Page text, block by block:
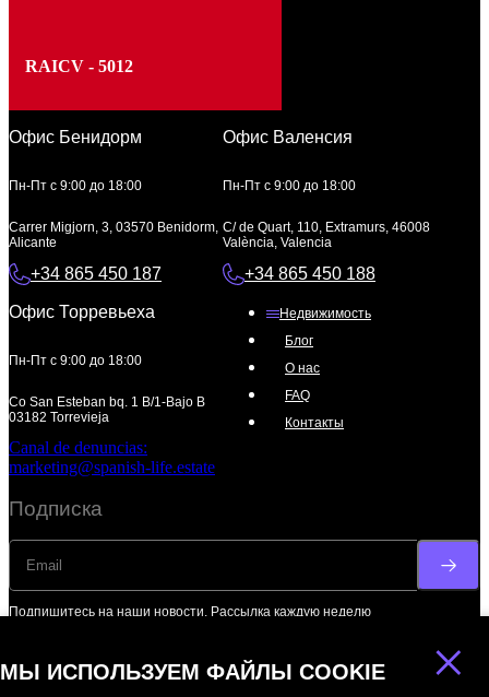
RAICV - 5012
Офис Бенидорм
Пн-Пт с 9:00 до 18:00
Carrer Migjorn, 3, 03570 Benidorm,
Alicante
+34 865 450 187
Офис Валенсия
Пн-Пт с 9:00 до 18:00
C/ de Quart, 110, Extramurs, 46008
València, Valencia
+34 865 450 188
Офис Торревьеха
Пн-Пт с 9:00 до 18:00
Co San Esteban bq. 1 B/1-Bajo B
03182 Torrevieja
Canal de denuncias:
marketing@spanish-life.estate
Недвижимость
Блог
О нас
FAQ
Контакты
Подписка
Подпишитесь на наши новости. Рассылка каждую неделю
×
МЫ ИСПОЛЬЗУЕМ ФАЙЛЫ COOKIE